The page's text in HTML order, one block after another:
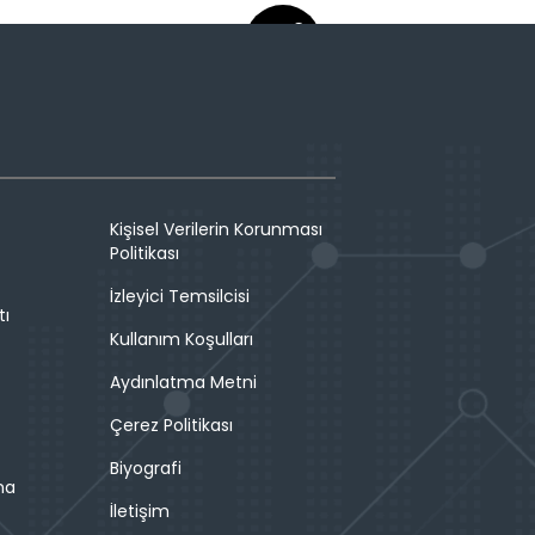
Kişisel Verilerin Korunması
Politikası
İzleyici Temsilcisi
Kullanım Koşulları
Aydınlatma Metni
Çerez Politikası
Biyografi
İletişim